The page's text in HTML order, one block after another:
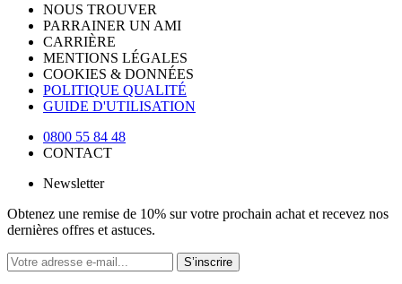
NOUS TROUVER
PARRAINER UN AMI
CARRIÈRE
MENTIONS LÉGALES
COOKIES & DONNÉES
POLITIQUE QUALITÉ
GUIDE D'UTILISATION
0800 55 84 48
CONTACT
Newsletter
Obtenez une remise de 10% sur votre prochain achat et recevez nos
dernières offres et astuces.
S’inscrire